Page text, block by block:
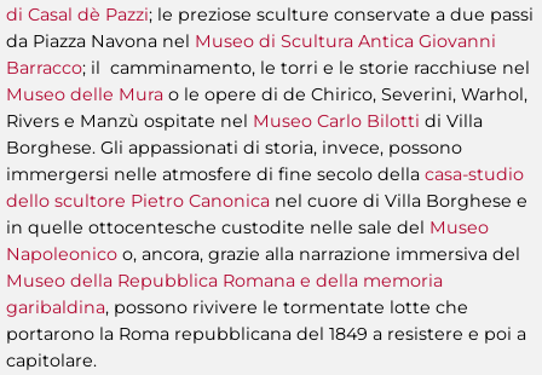
di Casal dè Pazzi; le preziose sculture conservate a due passi
da Piazza Navona nel Museo di Scultura Antica Giovanni
Barracco; il camminamento, le torri e le storie racchiuse nel
Museo delle Mura o le opere di de Chirico, Severini, Warhol,
Rivers e Manzù ospitate nel Museo Carlo Bilotti di Villa
Borghese. Gli appassionati di storia, invece, possono
immergersi nelle atmosfere di fine secolo della casa-studio
dello scultore Pietro Canonica nel cuore di Villa Borghese e
in quelle ottocentesche custodite nelle sale del Museo
Napoleonico o, ancora, grazie alla narrazione immersiva del
Museo della Repubblica Romana e della memoria
garibaldina, possono rivivere le tormentate lotte che
portarono la Roma repubblicana del 1849 a resistere e poi a
capitolare.